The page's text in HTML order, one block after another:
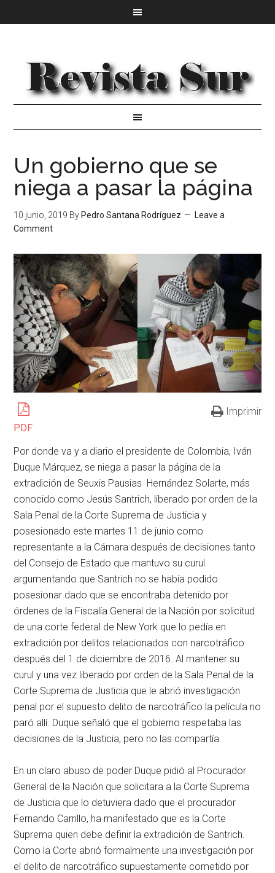
Un gobierno que se
niega a pasar la página
10 junio, 2019 By Pedro Santana Rodríguez
Leave a
Comment
PDF
Imprimir
Por donde va y a diario el presidente de Colombia, Iván
Duque Márquez, se niega a pasar la página de la
extradición de Seuxis Pausias Hernández Solarte, más
conocido como Jesús Santrich, liberado por orden de la
Sala Penal de la Corte Suprema de Justicia y
posesionado este martes 11 de junio como
representante a la Cámara después de decisiones tanto
del Consejo de Estado que mantuvo su curul
argumentando que Santrich no se había podido
posesionar dado que se encontraba detenido por
órdenes de la Fiscalía General de la Nación por solicitud
de una corte federal de New York que lo pedía en
extradición por delitos relacionados con narcotráfico
después del 1 de diciembre de 2016. Al mantener su
curul y una vez liberado por orden de la Sala Penal de la
Corte Suprema de Justicia que le abrió investigación
penal por el supuesto delito de narcotráfico la película no
paró allí. Duque señaló que el gobierno respetaba las
decisiones de la Justicia, pero no las compartía.
En un claro abuso de poder Duque pidió al Procurador
General de la Nación que solicitara a la Corte Suprema
de Justicia que lo detuviera dado que el procurador
Fernando Carrillo, ha manifestado que es la Corte
Suprema quien debe definir la extradición de Santrich.
Como la Corte abrió formalmente una investigación por
el delito de narcotráfico supuestamente cometido por